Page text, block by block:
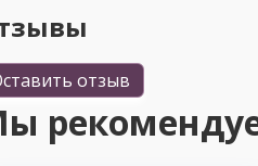
отзыв